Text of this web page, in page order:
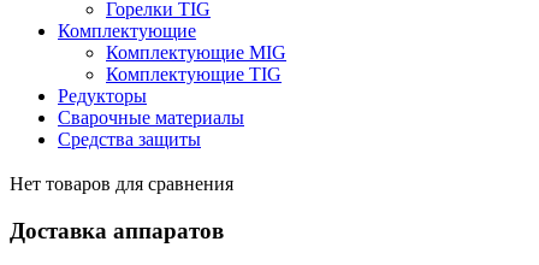
Горелки TIG
Комплектующие
Комплектующие MIG
Комплектующие TIG
Редукторы
Сварочные материалы
Средства защиты
Нет товаров для сравнения
Доставка аппаратов